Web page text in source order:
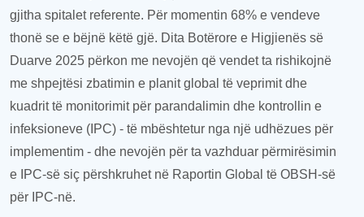
gjitha spitalet referente. Për momentin 68% e vendeve
thonë se e bëjnë këtë gjë. Dita Botërore e Higjienës së
Duarve 2025 përkon me nevojën që vendet ta rishikojnë
me shpejtësi zbatimin e planit global të veprimit dhe
kuadrit të monitorimit për parandalimin dhe kontrollin e
infeksioneve (IPC) - të mbështetur nga një udhëzues për
implementim - dhe nevojën për ta vazhduar përmirësimin
e IPC-së siç përshkruhet në Raportin Global të OBSH-së
për IPC-në.